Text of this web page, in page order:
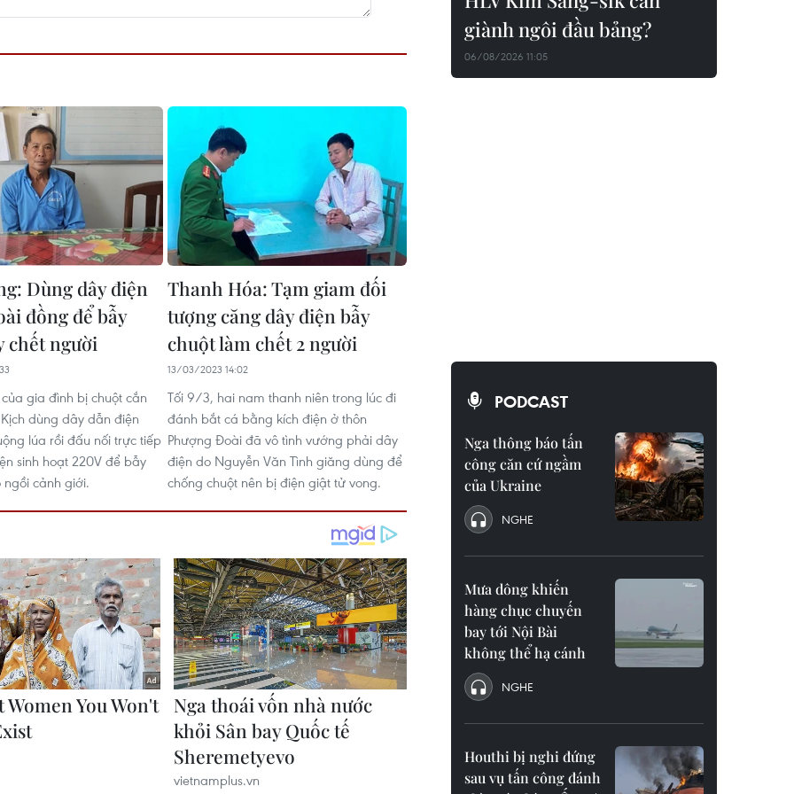
Dùng dây điện
đồng để bẫy
chết người
gia đình bị chuột cắn
dùng dây dẫn điện
lúa rồi đấu nối trực tiếp
sinh hoạt 220V để bẫy
ngồi cảnh giới.
Thanh Hóa: Tạm giam đối
tượng căng dây điện bẫy
chuột làm chết 2 người
13/03/2023 14:02
Tối 9/3, hai nam thanh niên trong lúc đi
đánh bắt cá bằng kích điện ở thôn
Phượng Đoài đã vô tình vướng phải dây
điện do Nguyễn Văn Tình giăng dùng để
chống chuột nên bị điện giật tử vong.
giành ngôi đầu bảng?
06/08/2026 11:05
PODCAST
Nga thông báo tấn
công căn cứ ngầm
của Ukraine
NGHE
Mưa dông khiến
hàng chục chuyến
bay tới Nội Bài
không thể hạ cánh
NGHE
Houthi bị nghi đứng
sau vụ tấn công đánh